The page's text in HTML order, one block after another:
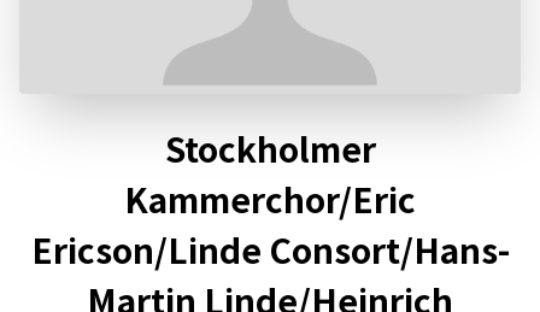
Stockholmer
Kammerchor/Eric
Ericson/Linde Consort/Hans-
Martin Linde/Heinrich